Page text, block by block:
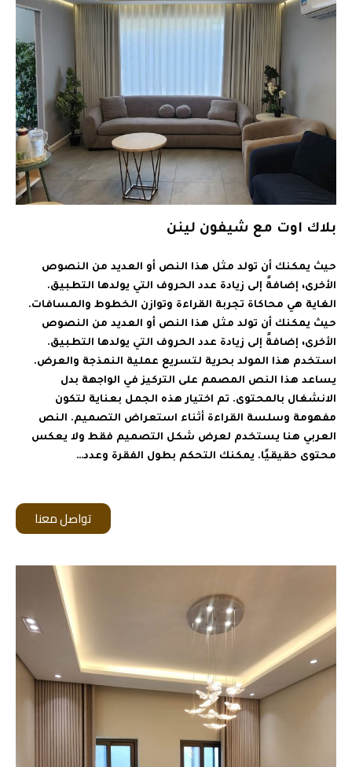
بلاك اوت مع شيفون لينن
حيث يمكنك أن تولد مثل هذا النص أو العديد من النصوص
الأخرى، إضافةً إلى زيادة عدد الحروف التي يولدها التطبيق.
الغاية هي محاكاة تجربة القراءة وتوازن الخطوط والمسافات.
حيث يمكنك أن تولد مثل هذا النص أو العديد من النصوص
الأخرى، إضافةً إلى زيادة عدد الحروف التي يولدها التطبيق.
استخدم هذا المولد بحرية لتسريع عملية النمذجة والعرض.
يساعد هذا النص المصمم على التركيز في الواجهة بدل
الانشغال بالمحتوى. تم اختيار هذه الجمل بعناية لتكون
مفهومة وسلسة القراءة أثناء استعراض التصميم. النص
العربي هنا يستخدم لعرض شكل التصميم فقط ولا يعكس
محتوى حقيقيًا. يمكنك التحكم بطول الفقرة وعدد…
تواصل معنا